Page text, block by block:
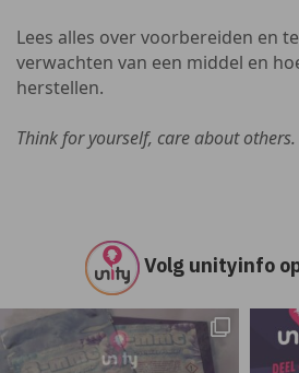
Lees alles over voorbereiden en
verwachten van een middel en
herstellen.
Think for yourself, care about others.
Volg unityinfo